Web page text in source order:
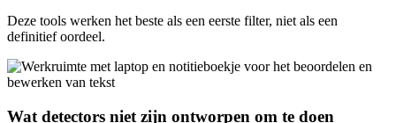
Deze tools werken het beste als een eerste filter, niet als een
definitief oordeel.
Wat detectors niet zijn ontworpen om te doen